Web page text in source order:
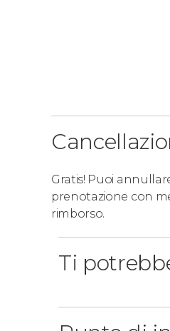
Gratis! Puoi
prenotazione con
rimborso.
Ti